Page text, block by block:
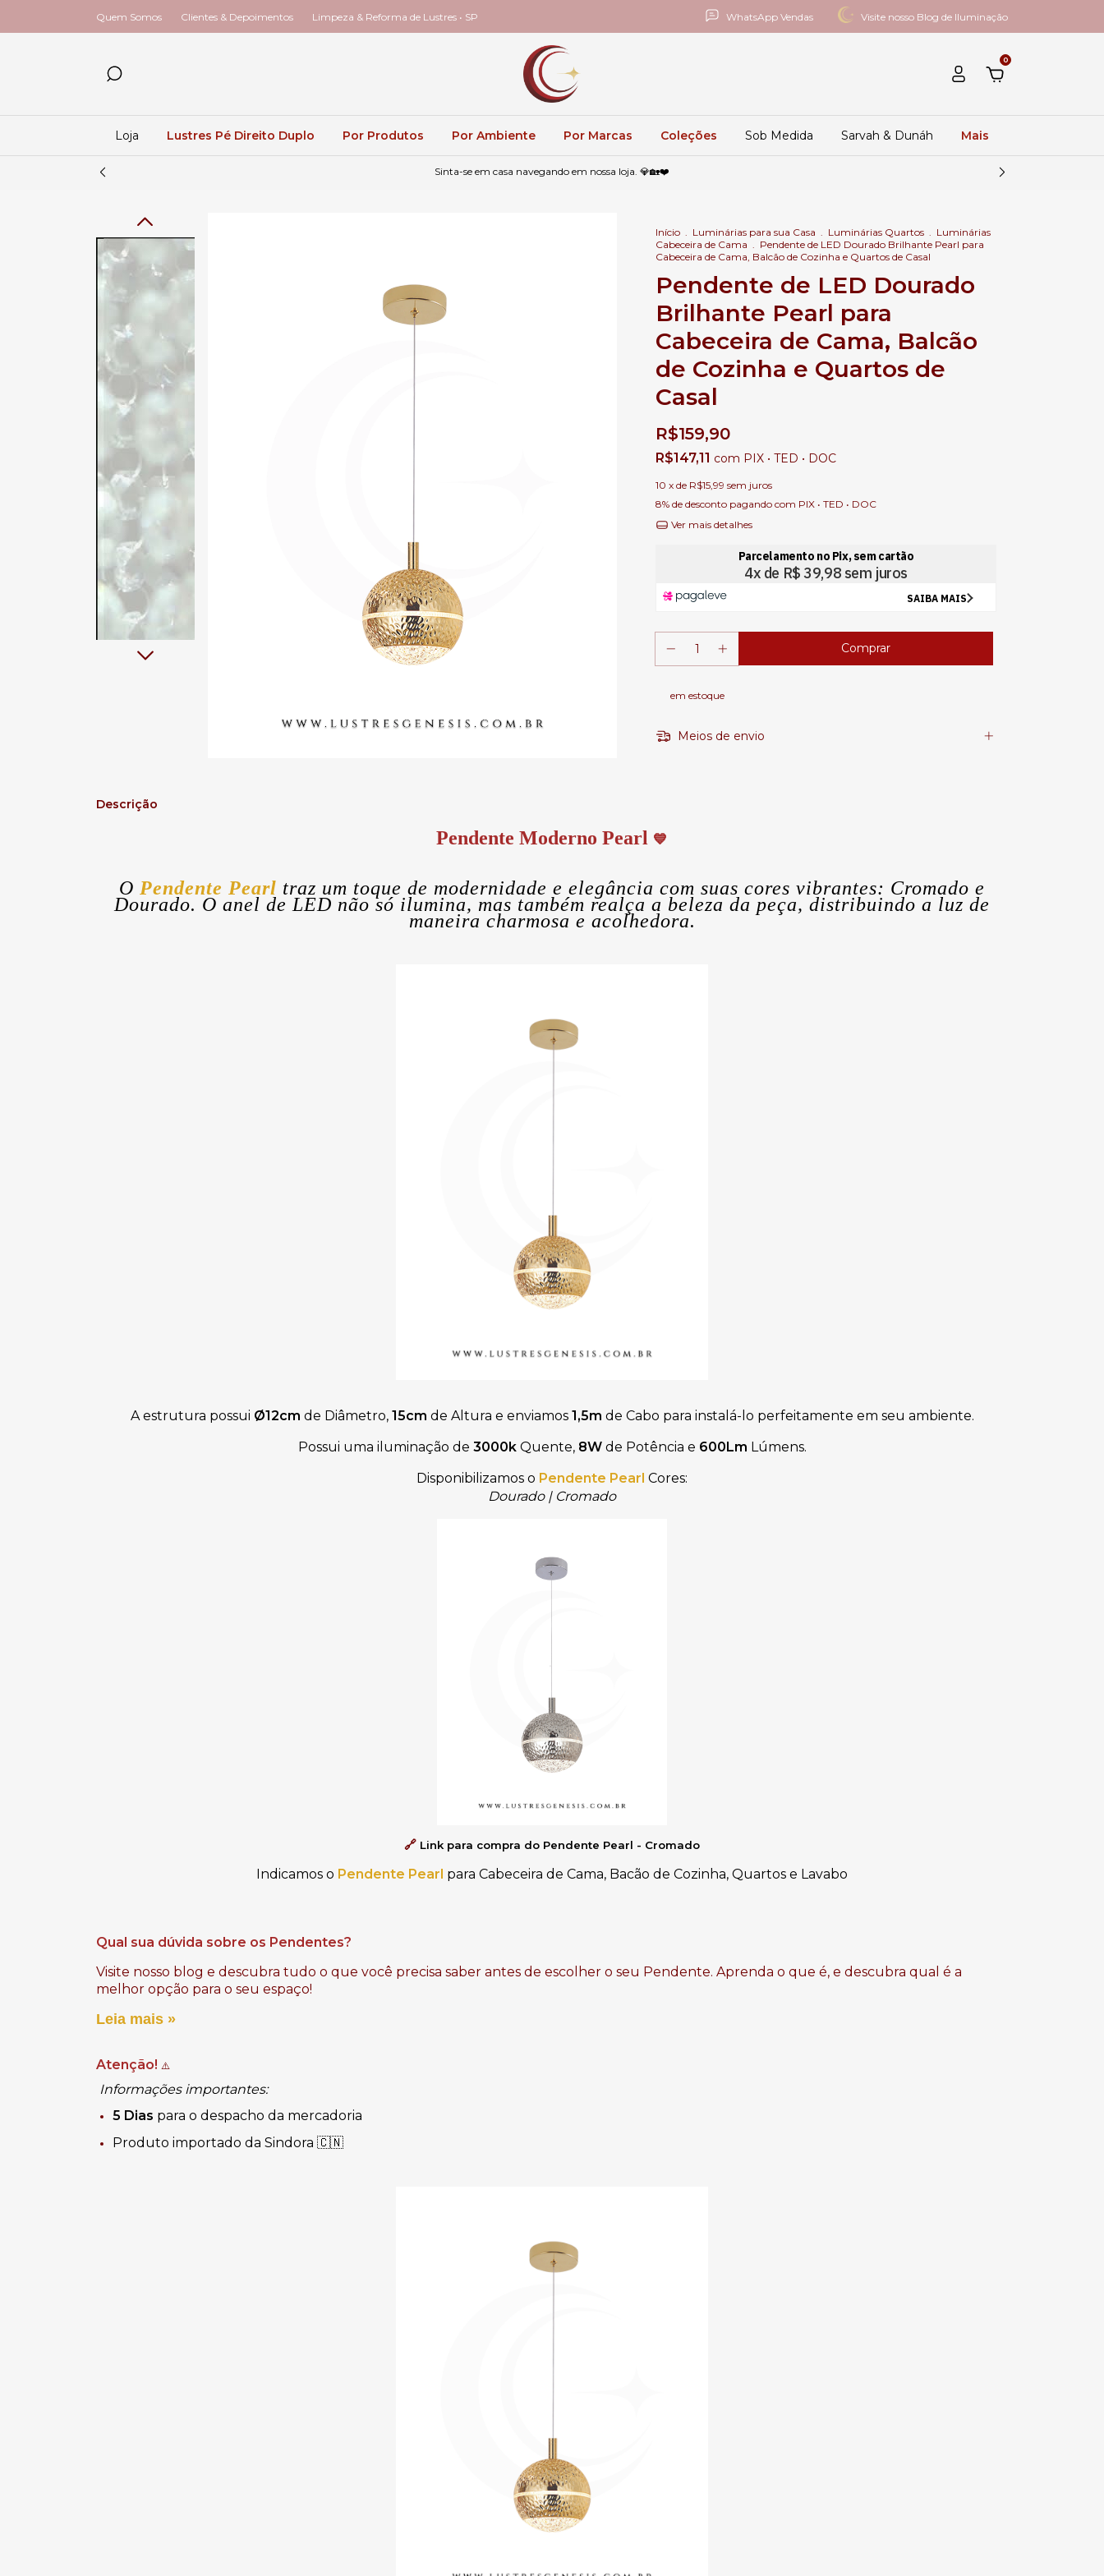
Quem Somos Clientes & Depoimentos Limpeza & Reforma de Lustres • SP WhatsApp Vendas Visite nosso Blog de Iluminação
0
Loja Lustres Pé Direito Duplo Por Produtos Por Ambiente Por Marcas Coleções Sob Medida Sarvah & Dunáh Mais
Sinta-se em casa navegando em nossa loja. 💎🏡❤️
Início . Luminárias para sua Casa . Luminárias Quartos . Luminárias
Cabeceira de Cama . Pendente de LED Dourado Brilhante Pearl para
Cabeceira de Cama, Balcão de Cozinha e Quartos de Casal
Pendente de LED Dourado
Brilhante Pearl para
Cabeceira de Cama, Balcão
de Cozinha e Quartos de
Casal
R$159,90
R$147,11 com PIX • TED • DOC
10 x de R$15,99 sem juros
8% de desconto pagando com PIX • TED • DOC
Ver mais detalhes
em estoque
Meios de envio
Descrição
Pendente Moderno Pearl 💙
O Pendente Pearl traz um toque de modernidade e elegância com suas cores vibrantes: Cromado e
Dourado. O anel de LED não só ilumina, mas também realça a beleza da peça, distribuindo a luz de
maneira charmosa e acolhedora.
A estrutura possui Ø12cm de Diâmetro, 15cm de Altura e enviamos 1,5m de Cabo para instalá-lo perfeitamente em seu ambiente.
Possui uma iluminação de 3000k Quente, 8Wde Potência e 600Lm Lúmens.
Disponibilizamos o Pendente Pearl Cores:
Dourado | Cromado
🔗 Link para compra do Pendente Pearl - Cromado
Indicamos o Pendente Pearl para Cabeceira de Cama, Bacão de Cozinha, Quartos e Lavabo
Qual sua dúvida sobre os Pendentes?
Visite nosso blog e descubra tudo o que você precisa saber antes de escolher o seu Pendente. Aprenda o que é, e descubra qual é a
melhor opção para o seu espaço!
Leia mais »
Atenção! ⚠️
Informações importantes:
5 Dias para o despacho da mercadoria
Produto importado da Sindora 🇨🇳